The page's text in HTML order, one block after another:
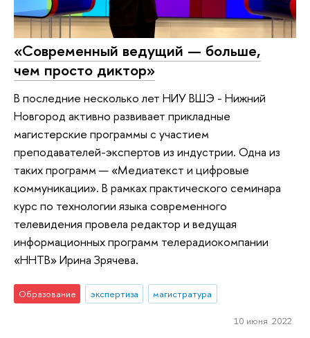
«Современный ведущий — больше,
чем просто диктор»
В последние несколько лет НИУ ВШЭ - Нижний
Новгород активно развивает прикладные
магистерские программы с участием
преподавателей-экспертов из индустрии. Одна из
таких программ — «Медиатекст и цифровые
коммуникации». В рамках практического семинара
курс по технологии языка современного
телевидения провела редактор и ведущая
информационных программ телерадиокомпании
«ННТВ» Ирина Зрячева.
Образование экспертиза магистратура
10 июня 2022